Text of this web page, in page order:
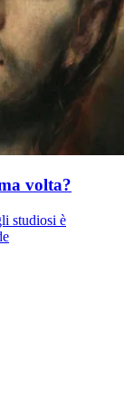
volta?
studiosi è